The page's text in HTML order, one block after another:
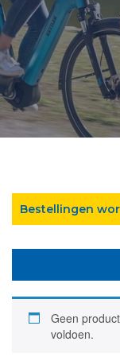
Bestellingen
Geen
voldoen.